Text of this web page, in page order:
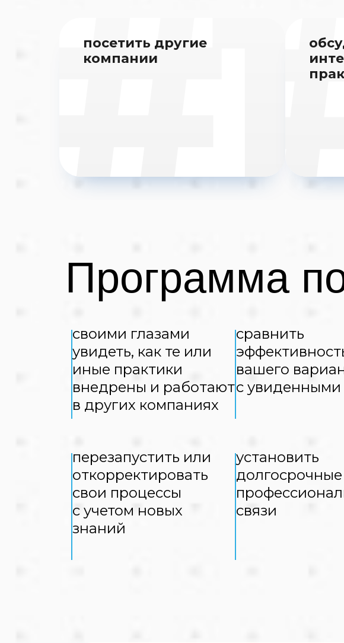
посетить другие
компании
Программа
своими глазами
увидеть, как те или
иные практики
внедрены и работают
в других компаниях
сравнить
вашего
с увиденными
перезапустить или
откорректировать
свои процессы
с учетом новых
знаний
установить
долгосрочные
связи